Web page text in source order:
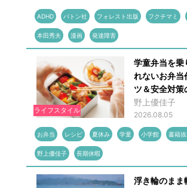
ADHD バトン社 フォレスト出版 フクチマミ
本田秀夫 漫画 発達障害
ライフスタイル
学童弁当を乗
れないお弁当
ツ＆安全対策
野上優佳子
2026.08.05
お弁当 レシピ 夏休み 学童 小学館 書籍
野上優佳子 長期休暇
浮き輪のまま